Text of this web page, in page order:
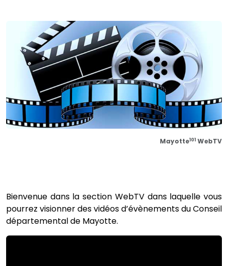
Mayotte101 WebTV
Bienvenue dans la section WebTV dans laquelle vous
pourrez visionner des vidéos d’évènements du Conseil
départemental de Mayotte.